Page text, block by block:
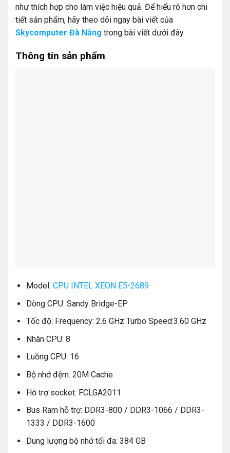
như thích hợp cho làm việc hiệu quả. Để hiểu rõ hơn chi
tiết sản phẩm, hãy theo dõi ngay bài viết của
Skycomputer Đà Nẵng trong bài viết dưới đây.
Thông tin sản phẩm
Model: CPU INTEL XEON E5-2689
Dòng CPU: Sandy Bridge-EP
Tốc độ: Frequency: 2.6 GHz Turbo Speed:3.60 GHz
Nhân CPU: 8
Luồng CPU: 16
Bộ nhớ đệm: 20M Cache
Hỗ trợ socket: FCLGA2011
Bus Ram hỗ trợ: DDR3-800 / DDR3-1066 / DDR3-
1333 / DDR3-1600
Dung lượng bộ nhớ tối đa: 384 GB